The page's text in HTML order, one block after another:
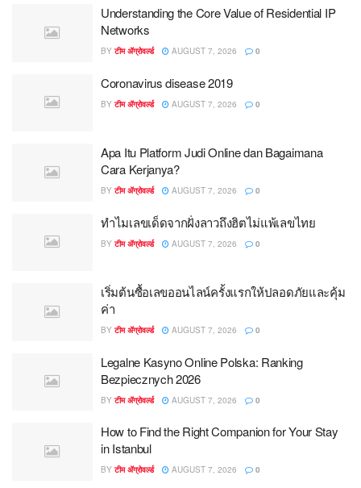
Understanding the Core Value of Residential IP
Networks
BY टीम ॲग्रोवर्ल्ड AUGUST 7, 2026 0
Coronavirus disease 2019
BY टीम ॲग्रोवर्ल्ड AUGUST 7, 2026 0
Apa Itu Platform Judi Online dan Bagaimana
Cara Kerjanya?
BY टीम ॲग्रोवर्ल्ड AUGUST 7, 2026 0
ทำไมเลขเด็ดจากฝั่งลาวถึงฮิตไม่แพ้เลขไทย
BY टीम ॲग्रोवर्ल्ड AUGUST 7, 2026 0
เริ่มต้นซื้อเลขออนไลน์ครั้งแรกให้ปลอดภัยและคุ้ม
ค่า
BY टीम ॲग्रोवर्ल्ड AUGUST 7, 2026 0
Legalne Kasyno Online Polska: Ranking
Bezpiecznych 2026
BY टीम ॲग्रोवर्ल्ड AUGUST 7, 2026 0
How to Find the Right Companion for Your Stay
in Istanbul
BY टीम ॲग्रोवर्ल्ड AUGUST 7, 2026 0